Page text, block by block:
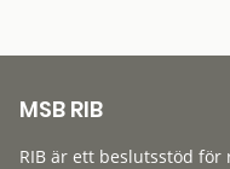
MSB RIB
RIB är ett beslutsstöd